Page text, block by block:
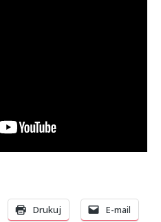
Drukuj E-mail